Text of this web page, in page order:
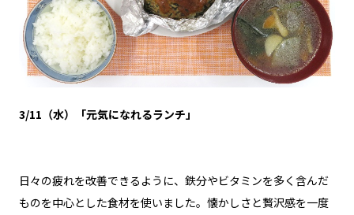
3/11（水）「元気になれるランチ」
日々の疲れを改善できるように、鉄分やビタミンを多く含んだ
ものを中心とした食材を使いました。懐かしさと贅沢感を一度